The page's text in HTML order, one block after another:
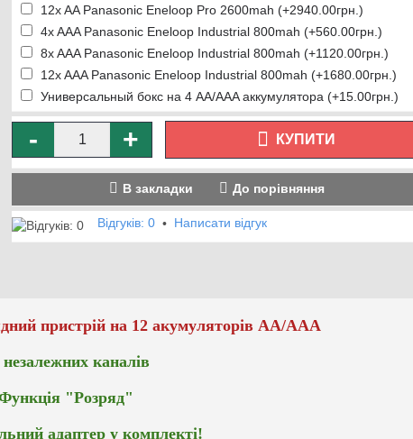
12x AA Panasonic Eneloop Pro 2600mah (+2940.00грн.)
4x AAA Panasonic Eneloop Industrial 800mah (+560.00грн.)
8x AAA Panasonic Eneloop Industrial 800mah (+1120.00грн.)
12x AAA Panasonic Eneloop Industrial 800mah (+1680.00грн.)
Универсальный бокс на 4 АА/AAA аккумулятора (+15.00грн.)
- + КУПИТИ
В закладки До порівняння
Відгуків: 0 • Написати відгук
пристрій на 12 акумуляторів АА/ААА
незалежних каналів
"Розряд"
адаптер у комплекті!